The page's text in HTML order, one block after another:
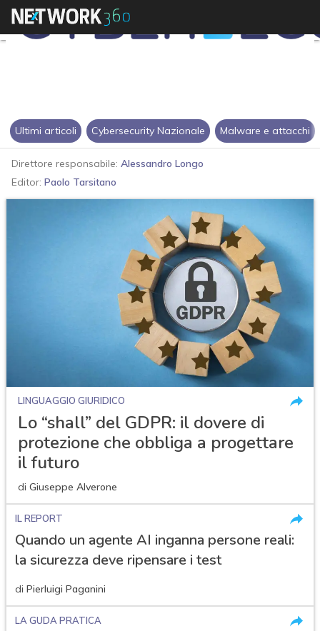
Ultimi articoli Cybersecurity Nazionale Malware e attacchi
Direttore responsabile: Alessandro Longo
Editor: Paolo Tarsitano
LINGUAGGIO GIURIDICO
Lo “shall” del GDPR: il dovere di
protezione che obbliga a progettare
il futuro
di Giuseppe Alverone
IL REPORT
Quando un agente AI inganna persone reali:
la sicurezza deve ripensare i test
di Pierluigi Paganini
LA GUDA PRATICA